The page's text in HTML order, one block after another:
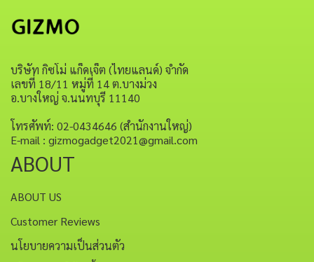
บริษัท กิซโม่ แก็ดเจ็ต (ไทยแลนด์) จำกัด
เลขที่ 18/11 หมู่ที่ 14 ต.บางม่วง
อ.บางใหญ่ จ.นนทบุรี 11140
โทรศัพท์: 02-0434646 (สำนักงานใหญ่)
E-mail : gizmogadget2021@gmail.com
ABOUT
ABOUT US
Customer Reviews
นโยบายความเป็นส่วนตัว